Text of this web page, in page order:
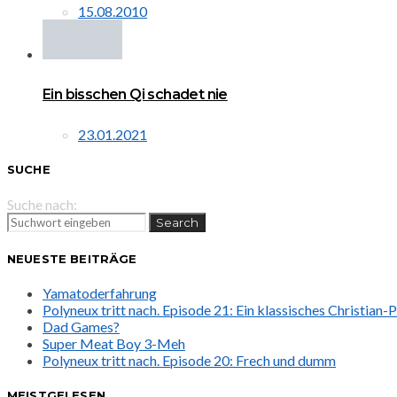
15.08.2010
Ein bisschen Qi schadet nie
23.01.2021
SUCHE
Suche nach:
Search
NEUESTE BEITRÄGE
Yamatoderfahrung
Polyneux tritt nach. Episode 21: Ein klassisches Christian-
Dad Games?
Super Meat Boy 3-Meh
Polyneux tritt nach. Episode 20: Frech und dumm